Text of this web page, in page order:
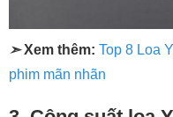
cao.
Đặc biệt, với trở kháng 6